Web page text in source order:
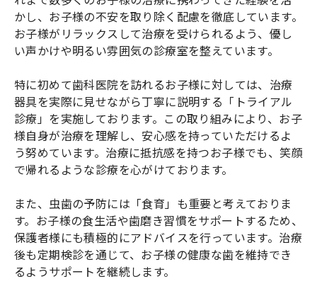
かし、お子様の不安を取り除く配慮を徹底しています。
お子様がリラックスして治療を受けられるよう、優し
い声かけや明るい雰囲気の診療室を整えています。
特に初めて歯科医院を訪れるお子様に対しては、治療
器具を実際に見せながら丁寧に説明する「トライアル
診療」を実施しております。この取り組みにより、お子
様自身が治療を理解し、安心感を持っていただけるよ
う努めています。治療に抵抗感を持つお子様でも、笑顔
で帰れるような診療を心がけております。
また、虫歯の予防には「食育」も重要と考えておりま
す。お子様の食生活や歯磨き習慣をサポートするため、
保護者様にも積極的にアドバイスを行っています。治療
後も定期検診を通じて、お子様の健康な歯を維持でき
るようサポートを継続します。